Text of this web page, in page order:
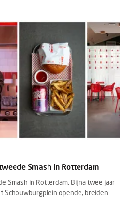
Smash in Rotterdam
Smash in Rotterdam. Bijna twee jaar
Schouwburgplein opende, breiden